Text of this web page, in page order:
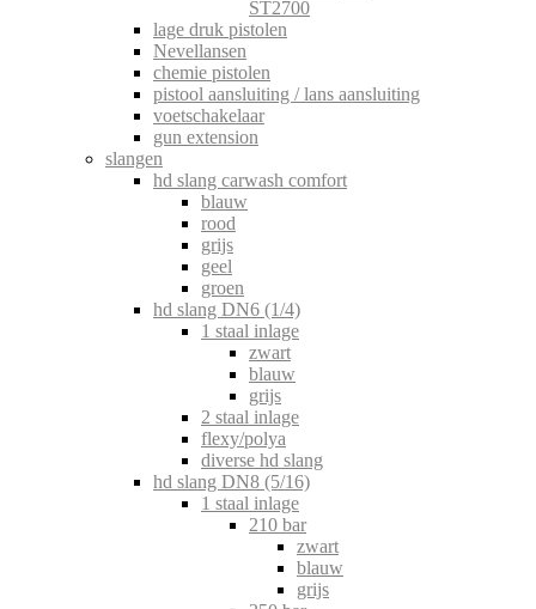
ST2700
lage druk pistolen
Nevellansen
chemie pistolen
pistool aansluiting / lans aansluiting
voetschakelaar
gun extension
slangen
hd slang carwash comfort
blauw
rood
grijs
geel
groen
hd slang DN6 (1/4)
1 staal inlage
zwart
blauw
grijs
2 staal inlage
flexy/polya
diverse hd slang
hd slang DN8 (5/16)
1 staal inlage
210 bar
zwart
blauw
grijs